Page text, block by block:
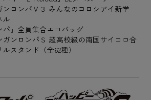
ンロンパＶ３ みんなのコロシアイ新学
ル
パ』全員集合エコバッグ
ガンロンパＳ 超高校級の南国サイコロ合
スタンド（全62種）